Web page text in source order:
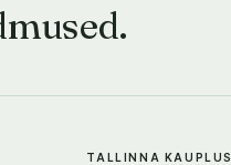
TALLINNA KAUPLUS